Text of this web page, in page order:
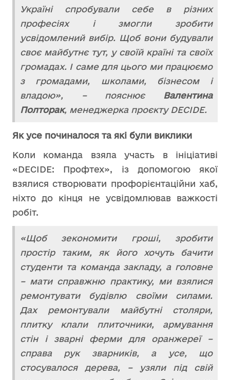
Україні спробували себе в різних
професіях і змогли зробити
усвідомлений вибір. Щоб вони будували
своє майбутнє тут, у своїй країні та своїх
громадах. І саме для цього ми працюємо
з громадами, школами, бізнесом і
владою», – пояснює
Валентина
Полторак, менеджерка проєкту DECIDE.
Як усе починалося та які були виклики
Коли команда взяла участь в ініціативі
«DECIDE: Профтех», із допомогою якої
взялися створювати профорієнтаційни хаб,
ніхто до кінця не усвідомлював важкості
робіт.
«Щоб зекономити гроші, зробити
простір таким, як його хочуть бачити
студенти та команда закладу, а головне
– мати справжню практику, ми взялися
ремонтувати будівлю своїми силами.
Дах ремонтували майбутні столяри,
плитку клали плиточники, армування
стін і зварні ферми для оранжереї –
справа рук зварників, а усе, що
стосувалося дерева, – узяли під свій